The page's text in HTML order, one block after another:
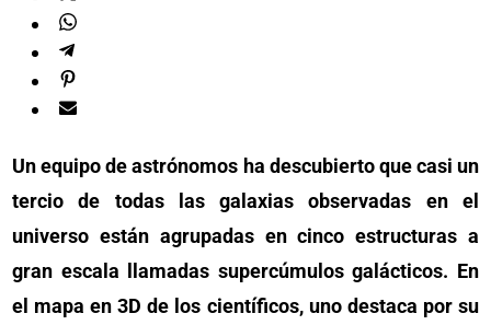
Un equipo de astrónomos ha descubierto que casi un
tercio de todas las galaxias observadas en el
universo están agrupadas en cinco estructuras a
gran escala llamadas supercúmulos galácticos. En
el mapa en 3D de los científicos, uno destaca por su